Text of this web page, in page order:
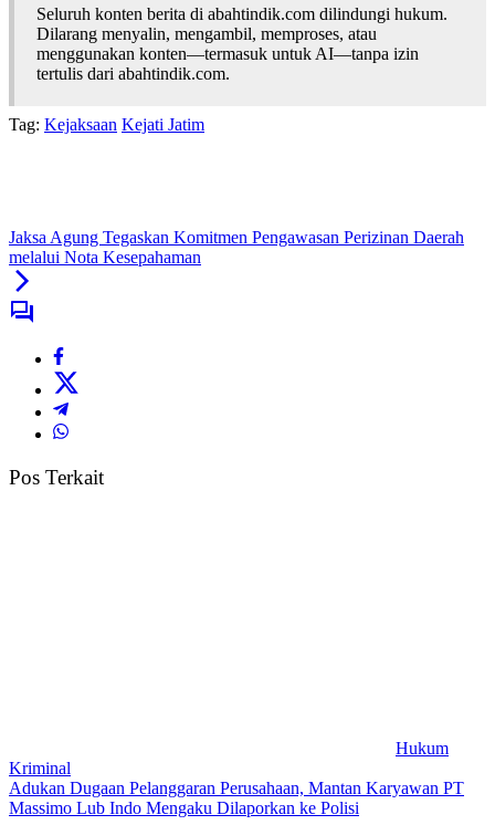
Seluruh konten berita di abahtindik.com dilindungi hukum.
Dilarang menyalin, mengambil, memproses, atau
menggunakan konten—termasuk untuk AI—tanpa izin
tertulis dari abahtindik.com.
Tag: Kejaksaan Kejati Jatim
Jaksa Agung Tegaskan Komitmen Pengawasan Perizinan Daerah
melalui Nota Kesepahaman
Pos Terkait
Hukum
Kriminal
Adukan Dugaan Pelanggaran Perusahaan, Mantan Karyawan PT
Massimo Lub Indo Mengaku Dilaporkan ke Polisi